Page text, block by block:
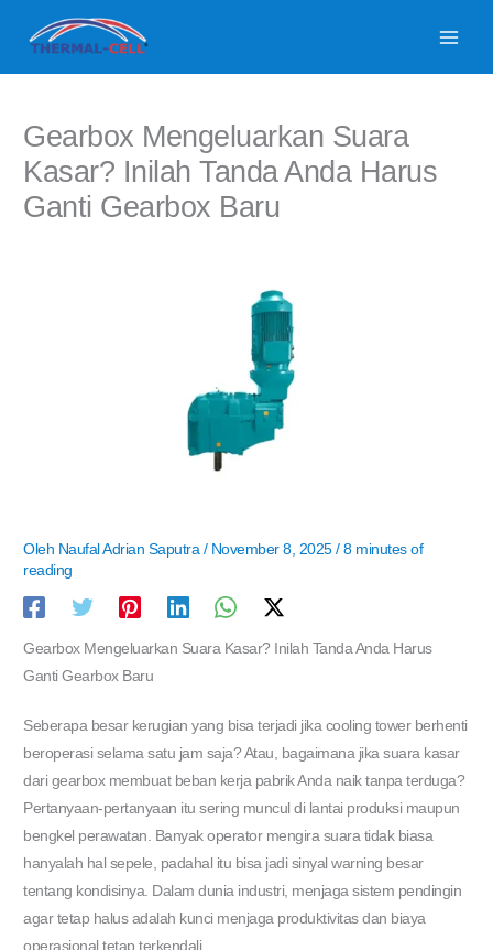
Gearbox Mengeluarkan Suara
Kasar? Inilah Tanda Anda Harus
Ganti Gearbox Baru
Oleh Naufal Adrian Saputra / November 8, 2025/8 minutes of
reading
Gearbox Mengeluarkan Suara Kasar? Inilah Tanda Anda Harus
Ganti Gearbox Baru
Seberapa besar kerugian yang bisa terjadi jika cooling tower berhenti
beroperasi selama satu jam saja? Atau, bagaimana jika suara kasar
dari gearbox membuat beban kerja pabrik Anda naik tanpa terduga?
Pertanyaan-pertanyaan itu sering muncul di lantai produksi maupun
bengkel perawatan. Banyak operator mengira suara tidak biasa
hanyalah hal sepele, padahal itu bisa jadi sinyal warning besar
tentang kondisinya. Dalam dunia industri, menjaga sistem pendingin
agar tetap halus adalah kunci menjaga produktivitas dan biaya
operasional tetap terkendali.